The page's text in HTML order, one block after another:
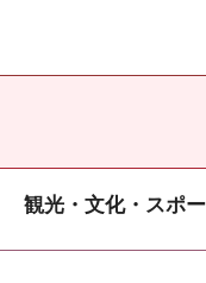
観光・文化・スポ